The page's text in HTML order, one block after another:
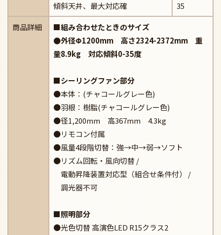
傾斜天井、最大対応確 35
商品詳細
■組み合わせたときのサイズ
●外径Φ1200mm 高さ2324-2372mm 重
量8.9kg 対応傾斜0-35度
■シーリングファン部分
●本体：(チャコールグレー色)
●羽根：樹脂(チャコールグレー色)
●径1,200mm 高367mm 4.3kg
●リモコン付属
●風量4段階切替：強→中→弱→ソフト
●リズム回転・風向切替 /
電動昇降装置対応型（組合せ条件付） /
調光器不可
■照明部分
●光色切替 高演色LED R15クラス2